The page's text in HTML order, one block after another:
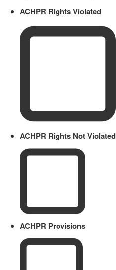
ACHPR Rights Violated
ACHPR Rights Not Violated
ACHPR Provisions